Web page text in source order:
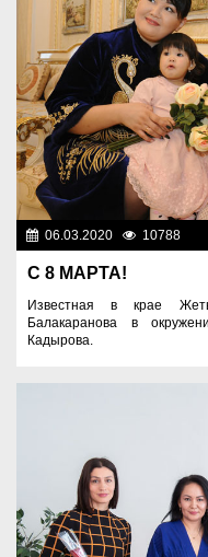
06.03.2020 10788
С 8 МАРТА!
Известная в крае
Балакаранова в
Кадырова.